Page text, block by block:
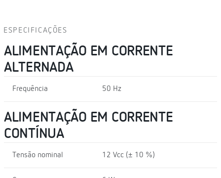
ESPECIFICAÇÕES
ALIMENTAÇÃO EM CORRENTE
ALTERNADA
Frequência 50 Hz
ALIMENTAÇÃO EM CORRENTE
CONTÍNUA
Tensão nominal 12 Vcc (± 10 %)